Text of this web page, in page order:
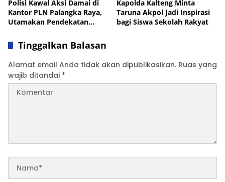
Polisi Kawal Aksi Damai di
Kantor PLN Palangka Raya,
Utamakan Pendekatan
Kapolda Kalteng Minta
Taruna Akpol Jadi Inspirasi
bagi Siswa Sekolah Rakyat
Tinggalkan Balasan
Alamat email Anda tidak akan dipublikasikan. Ruas yang
wajib ditandai *